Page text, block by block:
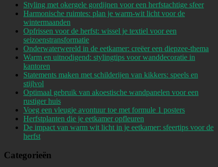
Styling met okergele gordijnen voor een herfstachtige sfeer
Harmonische ruimtes: plan je warm-wit licht voor de
wintermaanden
Opfrissen voor de herfst: wissel je textiel voor een
seizoenstransformatie
Onderwaterwereld in de eetkamer: creëer een diepzee-thema
Warm en uitnodigend: stylingtips voor wanddecoratie in
kantoren
Statements maken met schilderijen van kikkers: speels en
stijlvol
Optimaal gebruik van akoestische wandpanelen voor een
rustiger huis
Voeg een vleugje avontuur toe met formule 1 posters
Herfstplanten die je eetkamer opfleuren
De impact van warm wit licht in je eetkamer: sfeertips voor de
herfst
Categorieën